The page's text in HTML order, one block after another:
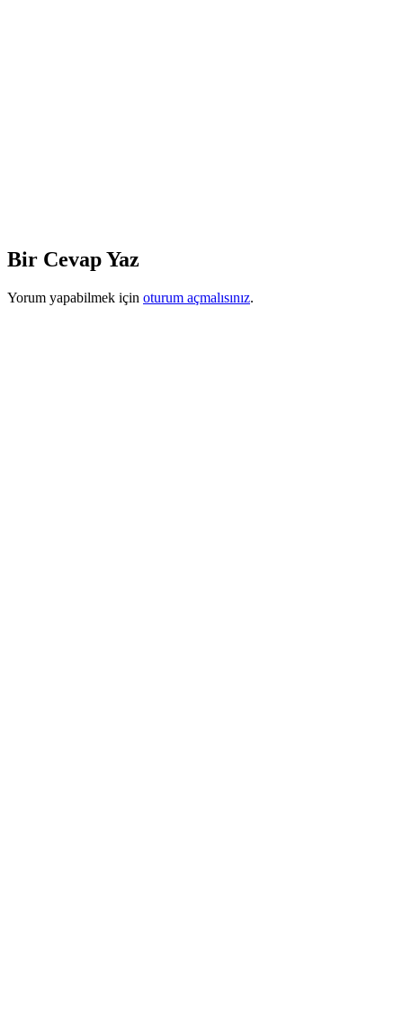
Bir Cevap Yaz
Yorum yapabilmek için oturum açmalısınız.